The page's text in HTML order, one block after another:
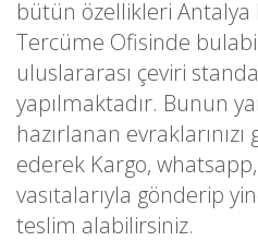
bütün özellikleri Antalya
Tercüme Ofisinde
uluslararası çeviri
yapılmaktadır. Bunun
hazırlanan
ederek Kargo,
vasıtalarıyla gönderip
teslim alabilirsiniz.